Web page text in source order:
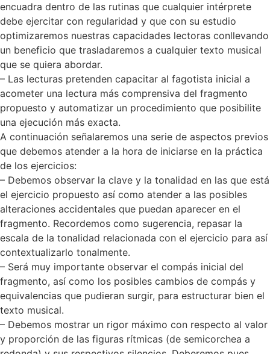
encuadra dentro de las rutinas que cualquier intérprete
debe ejercitar con regularidad y que con su estudio
optimizaremos nuestras capacidades lectoras conllevando
un beneficio que trasladaremos a cualquier texto musical
que se quiera abordar.
– Las lecturas pretenden capacitar al fagotista inicial a
acometer una lectura más comprensiva del fragmento
propuesto y automatizar un procedimiento que posibilite
una ejecución más exacta.
A continuación señalaremos una serie de aspectos previos
que debemos atender a la hora de iniciarse en la práctica
de los ejercicios:
– Debemos observar la clave y la tonalidad en las que está
el ejercicio propuesto así como atender a las posibles
alteraciones accidentales que puedan aparecer en el
fragmento. Recordemos como sugerencia, repasar la
escala de la tonalidad relacionada con el ejercicio para así
contextualizarlo tonalmente.
– Será muy importante observar el compás inicial del
fragmento, así como los posibles cambios de compás y
equivalencias que pudieran surgir, para estructurar bien el
texto musical.
– Debemos mostrar un rigor máximo con respecto al valor
y proporción de las figuras rítmicas (de semicorchea a